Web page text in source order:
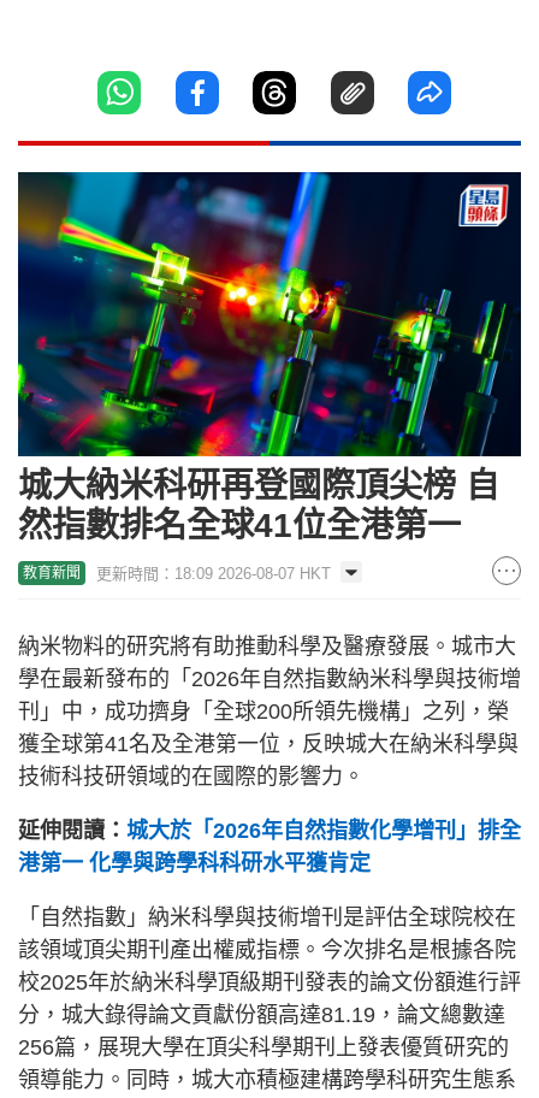
城大納米科研再登國際頂尖榜 自
然指數排名全球41位全港第一
教育新聞 更新時間：18:09 2026-08-07 HKT
納米物料的研究將有助推動科學及醫療發展。城市大
學在最新發布的「2026年自然指數納米科學與技術增
刊」中，成功擠身「全球200所領先機構」之列，榮
獲全球第41名及全港第一位，反映城大在納米科學與
技術科技研領域的在國際的影響力。
延伸閱讀： 城大於「2026年自然指數化學增刊」排全
港第一 化學與跨學科科研水平獲肯定
「自然指數」納米科學與技術增刊是評估全球院校在
該領域頂尖期刊產出權威指標。今次排名是根據各院
校2025年於納米科學頂級期刊發表的論文份額進行評
分，城大錄得論文貢獻份額高達81.19，論文總數達
256篇，展現大學在頂尖科學期刊上發表優質研究的
領導能力。同時，城大亦積極建構跨學科研究生態系